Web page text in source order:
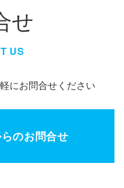
せ
US
にお問合せください
のお問合せ